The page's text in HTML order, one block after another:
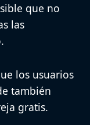
que no
las
los usuarios
también
gratis.